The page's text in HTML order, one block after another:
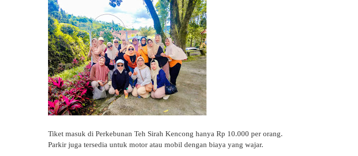
Tiket masuk di Perkebunan Teh Sirah Kencong hanya Rp 10.000 per orang.
Parkir juga tersedia untuk motor atau mobil dengan biaya yang wajar.